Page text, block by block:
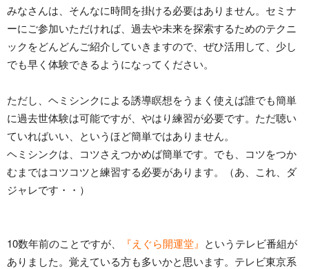
みなさんは、そんなに時間を掛ける必要はありません。セミナ
ーにご参加いただければ、過去や未来を探索するためのテクニ
ックをどんどんご紹介していきますので、ぜひ活用して、少し
でも早く体験できるようになってください。
ただし、ヘミシンクによる誘導瞑想をうまく使えば誰でも簡単
に過去世体験は可能ですが、やはり練習が必要です。ただ聴い
ていればいい、というほど簡単ではありません。
ヘミシンクは、コツさえつかめば簡単です。でも、コツをつか
むまではコツコツと練習する必要があります。（あ、これ、ダ
ジャレです・・）
10数年前のことですが、 『えぐら開運堂』 というテレビ番組が
ありました。覚えている方も多いかと思います。テレビ東京系